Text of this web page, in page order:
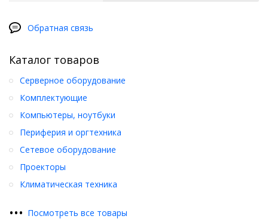
Обратная связь
Каталог товаров
Серверное оборудование
Комплектующие
Компьютеры, ноутбуки
Периферия и оргтехника
Сетевое оборудование
Проекторы
Климатическая техника
••• Посмотреть все товары